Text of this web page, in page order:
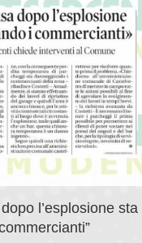
l’esplosione sta